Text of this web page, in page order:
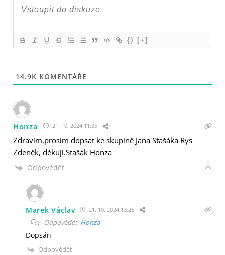
{} [+]
14.9K KOMENTÁŘE
Honza 21. 10. 2024 11:35
Zdravím,prosím dopsat ke skupině Jana Stašáka Rys
Zdeněk, děkuji.Stašák Honza
Odpovědět
Marek Václav 21. 10. 2024 13:26
Odpovědět Honza
Dopsán
Odpovědět